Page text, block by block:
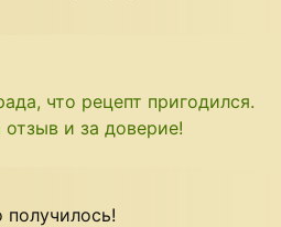
что рецепт пригодился.
и за доверие!
получилось!